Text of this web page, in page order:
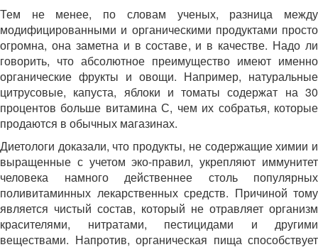
Тем не менее, по словам ученых, разница между
модифицированными и органическими продуктами просто
огромна, она заметна и в составе, и в качестве. Надо ли
говорить, что абсолютное преимущество имеют именно
органические фрукты и овощи. Например, натуральные
цитрусовые, капуста, яблоки и томаты содержат на 30
процентов больше витамина С, чем их собратья, которые
продаются в обычных магазинах.
Диетологи доказали, что продукты, не содержащие химии и
выращенные с учетом эко-правил, укрепляют иммунитет
человека намного действеннее столь популярных
поливитаминных лекарственных средств. Причиной тому
является чистый состав, который не отравляет организм
красителями, нитратами, пестицидами и другими
веществами. Напротив, органическая пища способствует